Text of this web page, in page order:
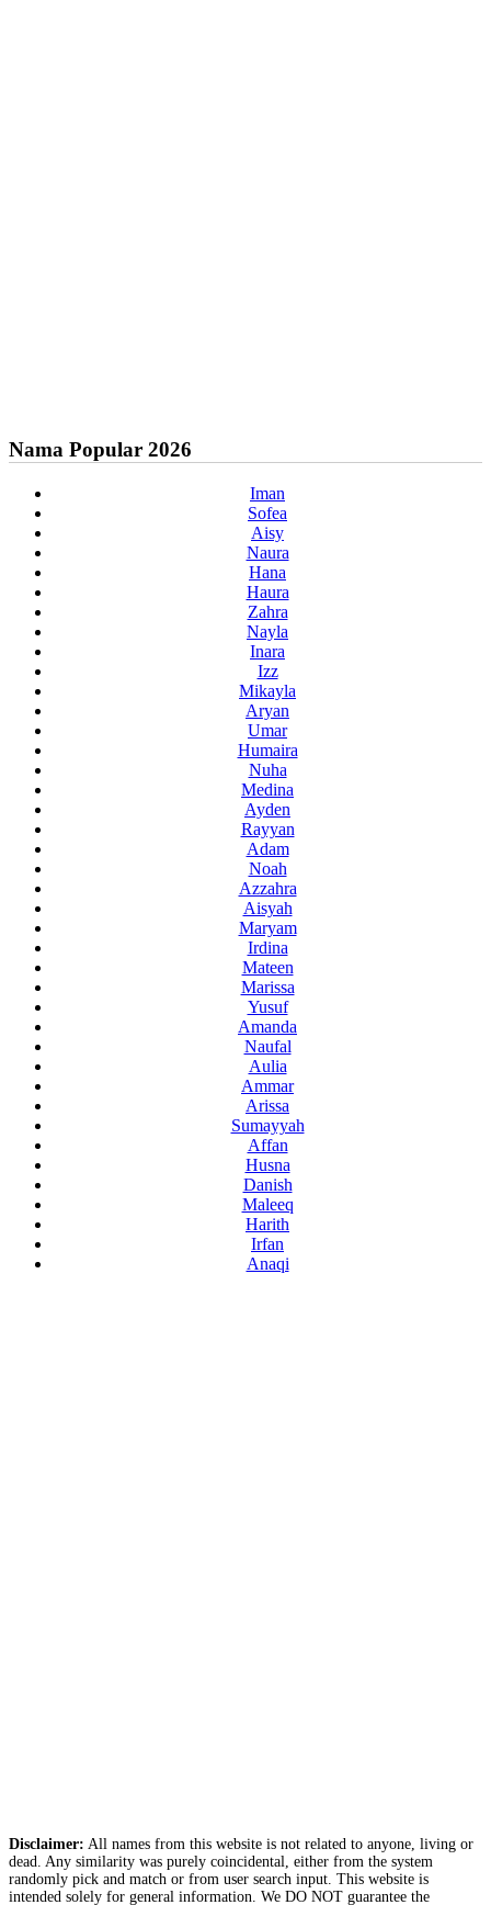
Nama Popular 2026
Iman
Sofea
Aisy
Naura
Hana
Haura
Zahra
Nayla
Inara
Izz
Mikayla
Aryan
Umar
Humaira
Nuha
Medina
Ayden
Rayyan
Adam
Noah
Azzahra
Aisyah
Maryam
Irdina
Mateen
Marissa
Yusuf
Amanda
Naufal
Aulia
Ammar
Arissa
Sumayyah
Affan
Husna
Danish
Maleeq
Harith
Irfan
Anaqi
Disclaimer: All names from this website is not related to anyone, living or
dead. Any similarity was purely coincidental, either from the system
randomly pick and match or from user search input. This website is
intended solely for general information. We DO NOT guarantee the